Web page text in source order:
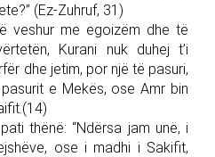
(Ez-Zuhruf, 31)
veshur me egoizëm dhe të
Kurani nuk duhej t’i
dhe jetim, por një të pasuri,
e Mekës, ose Amr bin
thënë: “Ndërsa jam unë, i
ose i madhi i Sakifit,